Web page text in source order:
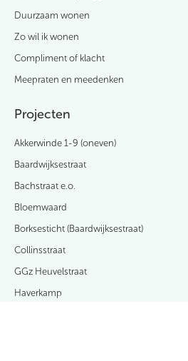
Duurzaam wonen
Zo wil ik wonen
Compliment of klacht
Meepraten en meedenken
Projecten
Akkerwinde 1-9 (oneven)
Baardwijksestraat
Bachstraat e.o.
Bloemwaard
Borksesticht (Baardwijksestraat)
Collinsstraat
GGz Heuvelstraat
Haverkamp